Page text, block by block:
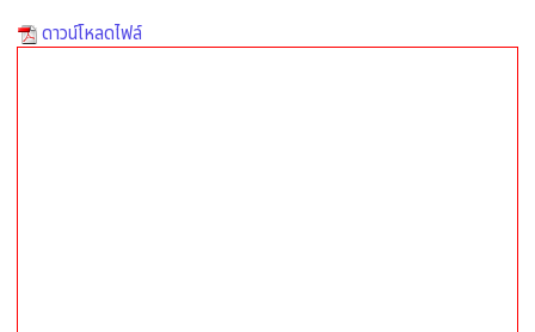
ดาวน์โหลดไฟล์